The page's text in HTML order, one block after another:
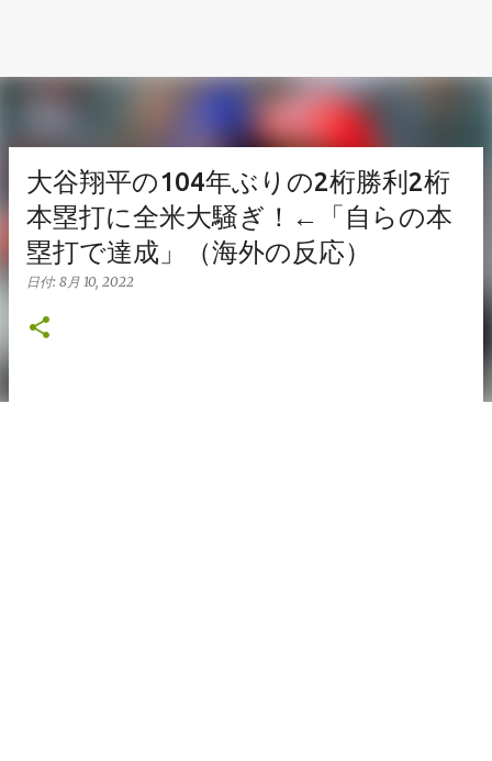
大谷翔平の104年ぶりの2桁勝利2桁
本塁打に全米大騒ぎ！←「自らの本
塁打で達成」（海外の反応）
日付: 8月 10, 2022